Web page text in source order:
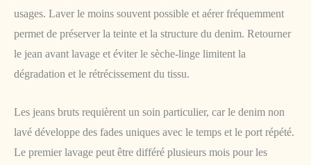
usages. Laver le moins souvent possible et aérer fréquemment
permet de préserver la teinte et la structure du denim. Retourner
le jean avant lavage et éviter le sèche-linge limitent la
dégradation et le rétrécissement du tissu.
Les jeans bruts requièrent un soin particulier, car le denim non
lavé développe des fades uniques avec le temps et le port répété.
Le premier lavage peut être différé plusieurs mois pour les